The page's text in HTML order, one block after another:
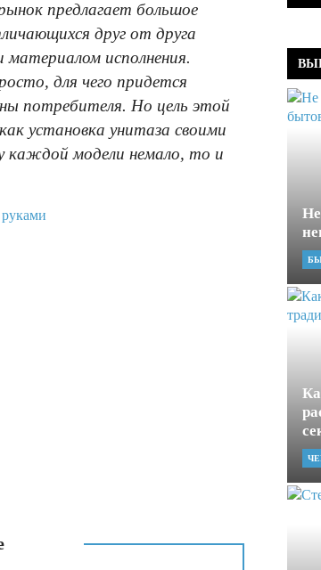
предлагает большое
друг от друга
исполнения.
для чего придется
потребителя. Но цель этой
установка унитаза своими
каждой модели немало, то и